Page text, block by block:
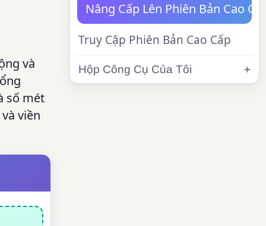
và
số mét
viền
Nâng Cấp Lên Phiên Bản Cao
Truy Cập Phiên Bản Cao Cấp
Hộp Công Cụ Của Tôi